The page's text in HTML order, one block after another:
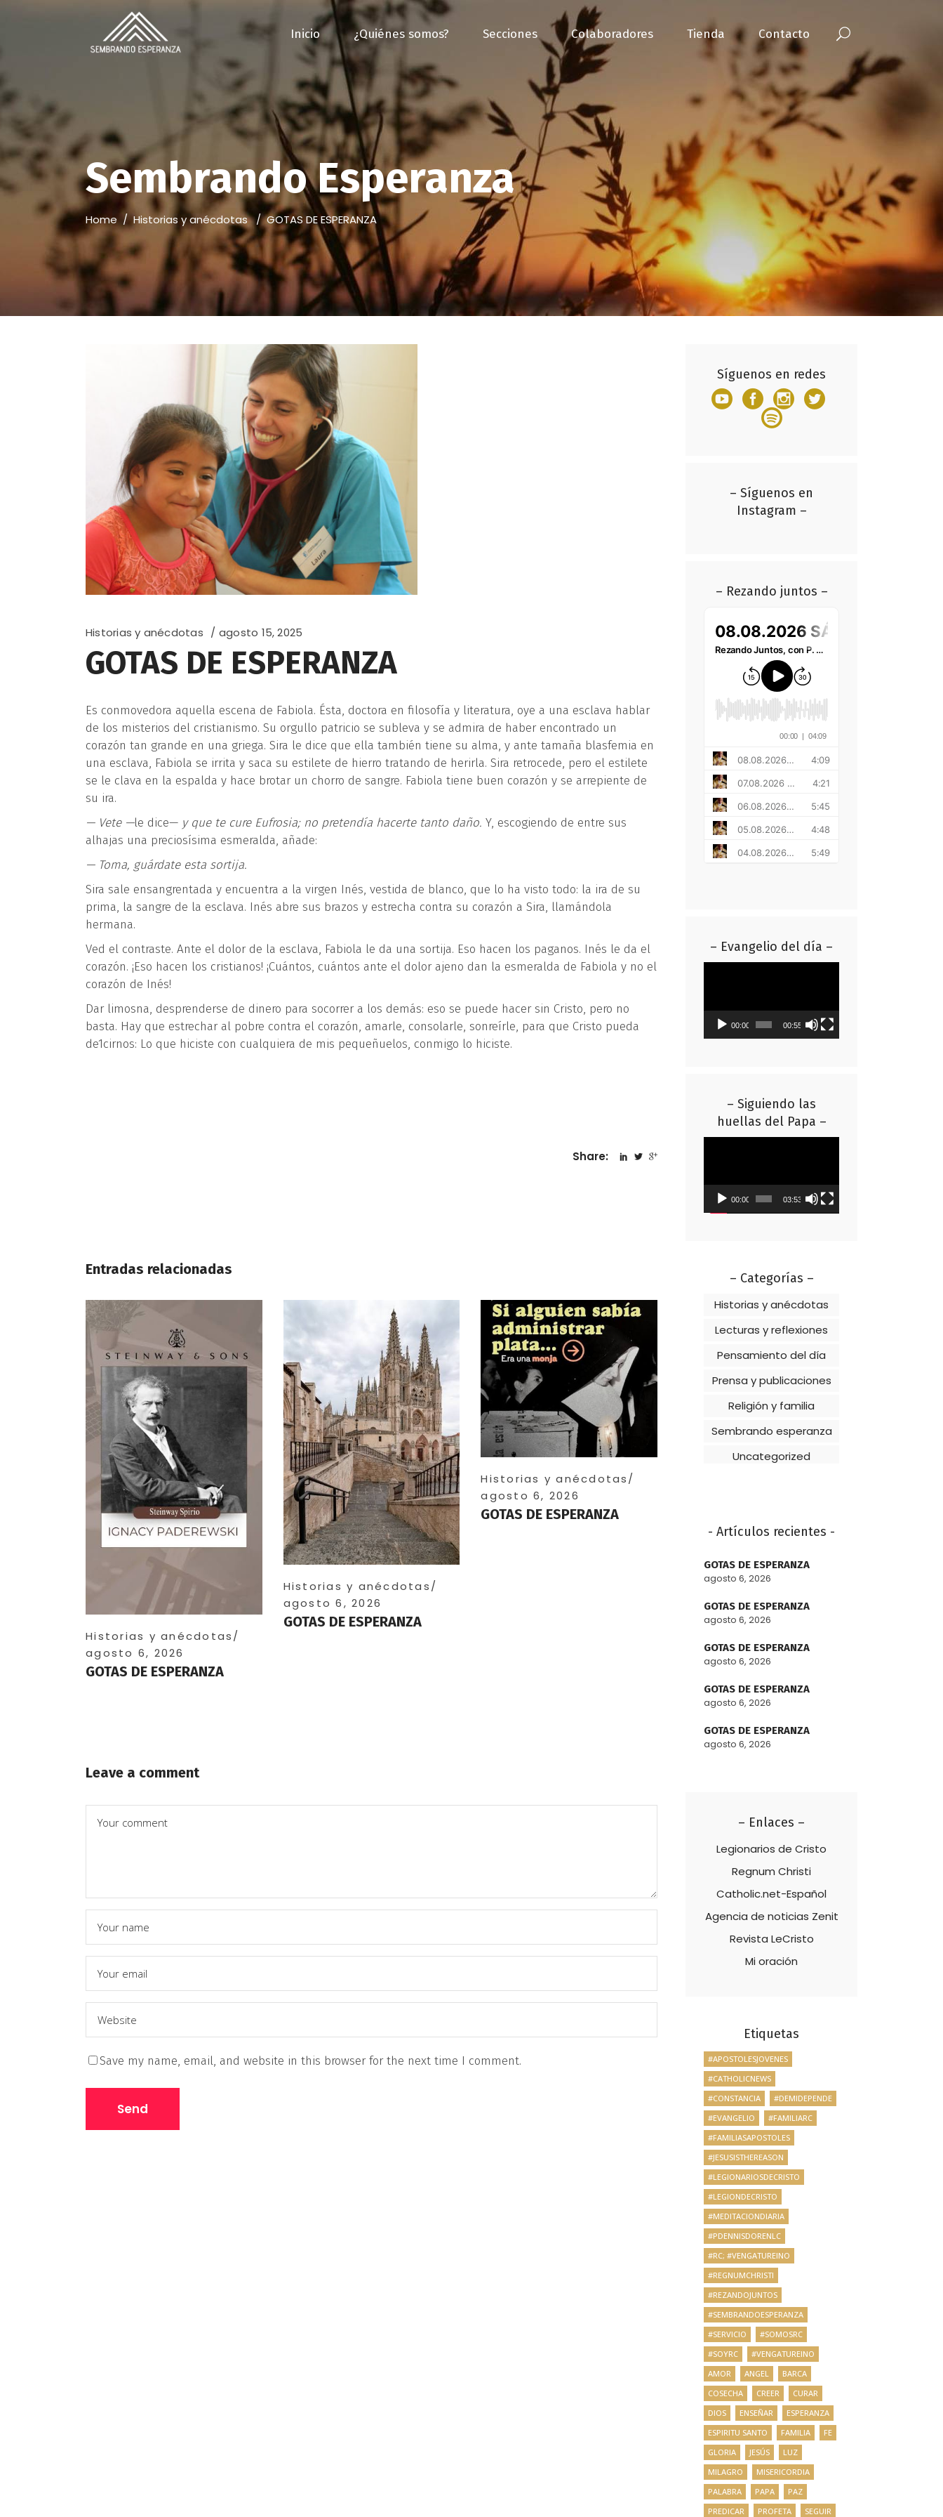
Inicio ¿Quiénes somos? Secciones Colaboradores Tienda Contacto
Sembrando Esperanza
Home/Historias y anécdotas/GOTAS DE ESPERANZA
Historias y anécdotas agosto 15, 2025
GOTAS DE ESPERANZA
Es conmovedora aquella escena de Fabiola. Ésta, doctora en filosofía y literatura, oye a una esclava hablar
de los misterios del cristianismo. Su orgullo patricio se subleva y se admira de haber encontrado un
corazón tan grande en una griega. Sira le dice que ella también tiene su alma, y ante tamaña blasfemia en
una esclava, Fabiola se irrita y saca su estilete de hierro tratando de herirla. Sira retrocede, pero el estilete
se le clava en la espalda y hace brotar un chorro de sangre. Fabiola tiene buen corazón y se arrepiente de
su ira.
—Vete —le dice— y que te cure Eufrosia; no pretendía hacerte tanto daño. Y, escogiendo de entre sus
alhajas una preciosísima esmeralda, añade:
—Toma, guárdate esta sortija.
Sira sale ensangrentada y encuentra a la virgen Inés, vestida de blanco, que lo ha visto todo: la ira de su
prima, la sangre de la esclava. Inés abre sus brazos y estrecha contra su corazón a Sira, llamándola
hermana.
Ved el contraste. Ante el dolor de la esclava, Fabiola le da una sortija. Eso hacen los paganos. Inés le da el
corazón. ¡Eso hacen los cristianos! ¡Cuántos, cuántos ante el dolor ajeno dan la esmeralda de Fabiola y no el
corazón de Inés!
Dar limosna, desprenderse de dinero para socorrer a los demás: eso se puede hacer sin Cristo, pero no
basta. Hay que estrechar al pobre contra el corazón, amarle, consolarle, sonreírle, para que Cristo pueda
de1cirnos: Lo que hiciste con cualquiera de mis pequeñuelos, conmigo lo hiciste.
Share:
Entradas relacionadas
Historias y anécdotas
agosto 6, 2026
GOTAS DE ESPERANZA
Historias y anécdotas
agosto 6, 2026
GOTAS DE ESPERANZA
Historias y anécdotas
agosto 6, 2026
GOTAS DE ESPERANZA
Leave a comment
Save my name, email, and website in this browser for the next time I comment.
Síguenos en redes
– Síguenos en
Instagram –
– Rezando juntos –
– Evangelio del día –
00:00 00:55
– Siguiendo las
huellas del Papa –
00:00 03:53
– Categorías –
Historias y anécdotas
Lecturas y reflexiones
Pensamiento del día
Prensa y publicaciones
Religión y familia
Sembrando esperanza
Uncategorized
- Artículos recientes -
GOTAS DE ESPERANZA
agosto 6, 2026
GOTAS DE ESPERANZA
agosto 6, 2026
GOTAS DE ESPERANZA
agosto 6, 2026
GOTAS DE ESPERANZA
agosto 6, 2026
GOTAS DE ESPERANZA
agosto 6, 2026
– Enlaces –
Legionarios de Cristo
Regnum Christi
Catholic.net-Español
Agencia de noticias Zenit
Revista LeCristo
Mi oración
Etiquetas
#APOSTOLESJOVENES
#CATHOLICNEWS
#CONSTANCIA
#DEMIDEPENDE
#EVANGELIO
#FAMILIARC
#FAMILIASAPOSTOLES
#JESUSISTHEREASON
#LEGIONARIOSDECRISTO
#LEGIONDECRISTO
#MEDITACIONDIARIA
#PDENNISDORENLC
#RC; #VENGATUREINO
#REGNUMCHRISTI
#REZANDOJUNTOS
#SEMBRANDOESPERANZA
#SERVICIO
#SOMOSRC
#SOYRC
#VENGATUREINO
AMOR
ANGEL
BARCA
COSECHA
CREER
CURAR
DIOS
ENSEÑAR
ESPERANZA
ESPIRITU SANTO
FAMILIA
FE
GLORIA
JESÚS
LUZ
MILAGRO
MISERICORDIA
PALABRA
PAPA
PAZ
PREDICAR
PROFETA SEGUIR